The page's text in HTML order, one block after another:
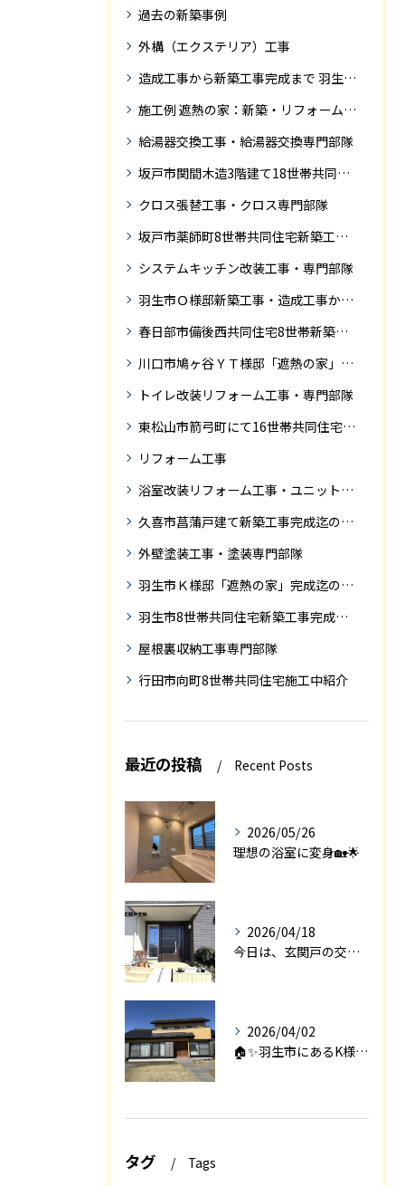
過去の新築事例
外構（エクステリア）工事
造成工事から新築工事完成まで 羽生市Ｓ様邸新築工事・
施工例 遮熱の家：新築・リフォーム ドローンにて空撮
給湯器交換工事・給湯器交換専門部隊
坂戸市関間木造3階建て18世帯共同住宅の完成迄紹介
クロス張替工事・クロス専門部隊
坂戸市薬師町8世帯共同住宅新築工事完成迄の紹介です
システムキッチン改装工事・専門部隊
羽生市Ｏ様邸新築工事・造成工事から住宅完成までの紹介
春日部市備後西共同住宅8世帯新築工事完成迄の紹介です。
川口市鳩ヶ谷ＹＴ様邸「遮熱の家」工事状況
トイレ改装リフォーム工事・専門部隊
東松山市箭弓町にて16世帯共同住宅新築工事完成迄の紹介です。
リフォーム工事
浴室改装リフォーム工事・ユニットバス専門部隊
久喜市菖蒲戸建て新築工事完成迄の紹介
外壁塗装工事・塗装専門部隊
羽生市Ｋ様邸「遮熱の家」完成迄の紹介です
羽生市8世帯共同住宅新築工事完成迄の紹介
屋根裏収納工事専門部隊
行田市向町8世帯共同住宅施工中紹介
最近の投稿 Recent Posts
2026/05/26
理想の浴室に変身🏡🌟
2026/04/18
今日は、玄関戸の交換工事をご紹介します🚪✨。
2026/04/02
🏠✨羽生市にあるK様邸は、2008年に㈱エアロックで新築され...
タグ Tags